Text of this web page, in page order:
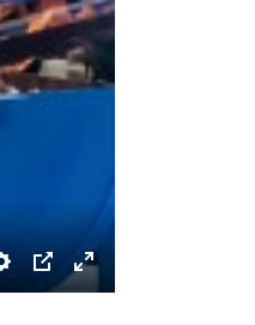
Settings
PIP Enter